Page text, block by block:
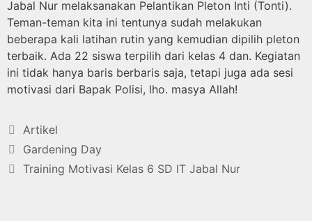
Jabal Nur melaksanakan Pelantikan Pleton Inti (Tonti).
Teman-teman kita ini tentunya sudah melakukan
beberapa kali latihan rutin yang kemudian dipilih pleton
terbaik. Ada 22 siswa terpilih dari kelas 4 dan. Kegiatan
ini tidak hanya baris berbaris saja, tetapi juga ada sesi
motivasi dari Bapak Polisi, lho. masya Allah!
Artikel
Gardening Day
Training Motivasi Kelas 6 SD IT Jabal Nur